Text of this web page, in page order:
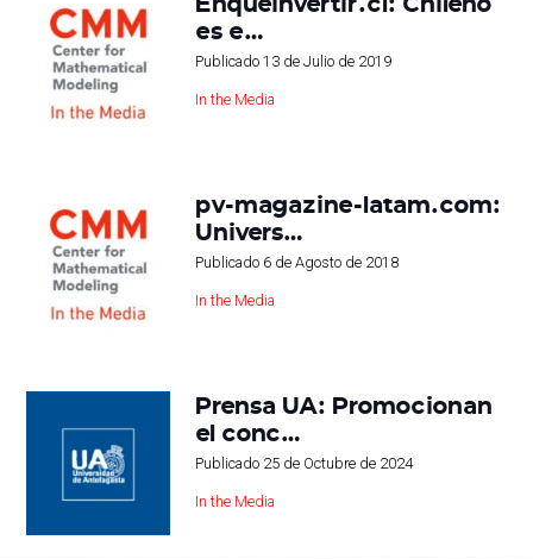
es e…
Publicado 13 de Julio de 2019
In the Media
pv-magazine-latam.com:
Univers…
Publicado 6 de Agosto de 2018
In the Media
Prensa UA: Promocionan
el conc…
Publicado 25 de Octubre de 2024
In the Media